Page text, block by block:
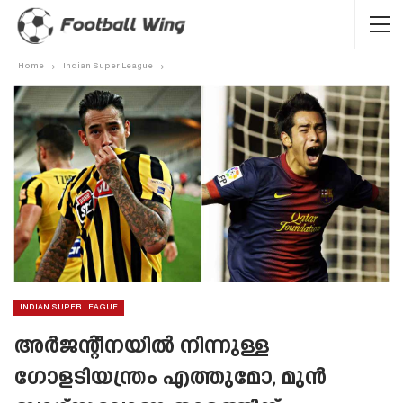
Home Indian Super League
INDIAN SUPER LEAGUE
അർജന്റീനയിൽ നിന്നുള്ള
ഗോളടിയന്ത്രം എത്തുമോ, മുൻ